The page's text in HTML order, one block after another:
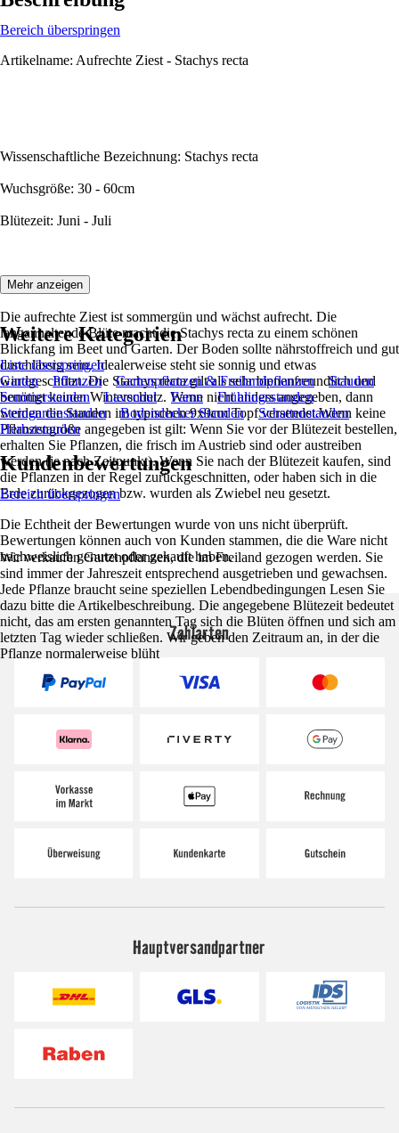
Bereich überspringen
Artikelname: Aufrechte Ziest - Stachys recta
Wissenschaftliche Bezeichnung: Stachys recta
Wuchsgröße: 30 - 60cm
Blütezeit: Juni - Juli
Beschreibung:
Die aufrechte Ziest ist sommergün und wächst aufrecht. Die
langanhaltende Blüte macht die Stachys recta zu einem schönen
Blickfang im Beet und Garten. Der Boden sollte nährstoffreich und gut
durchlässig sein. Idealerweise steht sie sonnig und etwas
windgeschützt. Die Stachys recta gilt als sehr bienenfreundlich und
benötigt keinen Winterschutz. Wenn nicht anders angegeben, dann
werden die Stauden im typischen 9x9cm Topf versendet.Wenn keine
Pflanzengröße angegeben ist gilt: Wenn Sie vor der Blütezeit bestellen,
erhalten Sie Pflanzen, die frisch im Austrieb sind oder austreiben
werden (je nach Zeitpunkt). Wenn Sie nach der Blütezeit kaufen, sind
die Pflanzen in der Regel zurückgeschnitten, oder haben sich in die
Erde zurückgezogen bzw. wurden als Zwiebel neu gesetzt.
Wir verkaufen Gartenpflanzen, die im Freiland gezogen werden. Sie
sind immer der Jahreszeit entsprechend ausgetrieben und gewachsen.
Jede Pflanze braucht seine speziellen Lebendbedingungen Lesen Sie
dazu bitte die Artikelbeschreibung. Die angegebene Blütezeit bedeutet
nicht, das am ersten genannten Tag sich die Blüten öffnen und sich am
letzten Tag wieder schließen. Wir geben den Zeitraum an, in der die
Pflanze normalerweise blüht
Mehr anzeigen
Weitere Kategorien
Liste überspringen
Garten
Pflanzen Gartenpflanzen & Freilandpflanzen
Stauden
Sommerstauden
Lavendel Farne
Frühlingsstauden
Steingartenstauden
Bodendecker Stauden
Schattenstauden
Herbststauden
Kundenbewertungen
Bereich überspringen
Die Echtheit der Bewertungen wurde von uns nicht überprüft.
Bewertungen können auch von Kunden stammen, die die Ware nicht
nachweislich genutzt oder gekauft haben.
Zahlarten
Hauptversandpartner